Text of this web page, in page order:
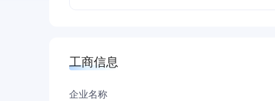
工商信息
企业名称